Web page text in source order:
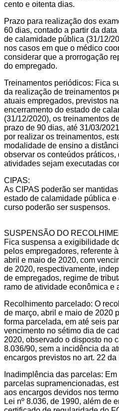
cento e oitenta dias.
Prazo para realização dos
60 dias, contado a partir da
de calamidade pública (31/12/
nos casos em que o médico
considerar que a prorrogação
do empregado.
Treinamentos periódicos: Fica
da realização de treinamentos
atuais empregados, previstos
encerramento do estado de
(31/12/2020), os treinamentos
prazo de 90 dias, até 31/03/
por realizar os treinamentos,
modalidade de ensino a
observar os conteúdos
atividades sejam executadas
CIPAS:
As CIPAS poderão ser
estado de calamidade pública
curso poderão ser suspensos.
SUSPENSÃO DO
Fica suspensa a exigibilidade
pelos empregadores, referente
abril e maio de 2020, com
de 2020, respectivamente,
de empregados, regime de
ramo de atividade econômica e
Recolhimento parcelado: O
de março, abril e maio de 2020
forma parcelada, em até seis
vencimento no sétimo dia de
2020, observado o disposto no
8.036/90, sem a incidência da
encargos previstos no art. 22 da
Inadimplência das parcelas:
parcelas supramencionadas,
aos encargos devidos nos
Lei nº 8.036, de 1990, além de